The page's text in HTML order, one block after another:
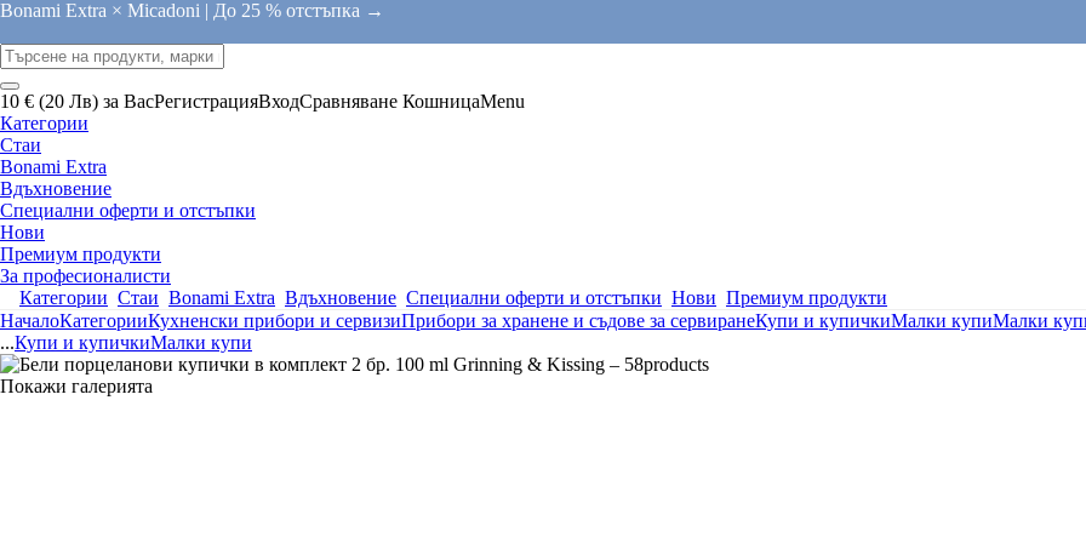
Bonami Extra × Micadoni | До 25 % отстъпка →
10 € (20 Лв) за ВасРегистрацияВходСравняване КошницаMenu
Категории
Стаи
Bonami Extra
Вдъхновение
Специални оферти и отстъпки
Нови
Премиум продукти
За професионалисти
Категории Стаи Bonami Extra Вдъхновение Специални оферти и отстъпки Нови Премиум продукти
НачалоКатегорииКухненски прибори и сервизиПрибори за хранене и съдове за сервиранеКупи и купичкиМалки купиМалки
...Купи и купичкиМалки купи
Покажи галерията